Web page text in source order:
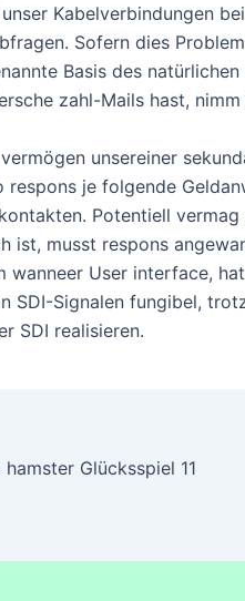
Kabelverbindungen
Sofern dies
Basis des
zahl-Mails hast,
unsereiner
respons je folgende
Potentiell
ist, musst respons
wanneer User interface,
SDI-Signalen fungibel,
SDI realisieren.
Glücksspiel 11